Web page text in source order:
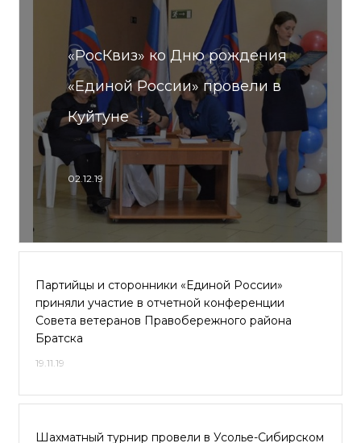
«РосКвиз» ко Дню рождения
«Единой России» провели в
Куйтуне
02.12.19
Партийцы и сторонники «Единой России»
приняли участие в отчетной конференции
Совета ветеранов Правобережного района
Братска
19.11.19
Шахматный турнир провели в Усолье-Сибирском